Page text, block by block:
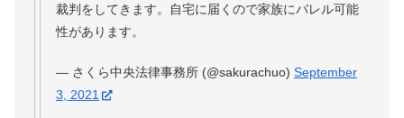
裁判をしてきます。自宅に届くので家族にバレル可能
性があります。
— さくら中央法律事務所 (@sakurachuo) September
3, 2021